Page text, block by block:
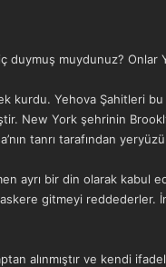
duymuş muydunuz?
kurdu. Yehova Şahitleri
New York şehrinin
tanrı tarafından
ayrı bir din olarak kabul
gitmeyi reddederler.
alınmıştır ve kendi